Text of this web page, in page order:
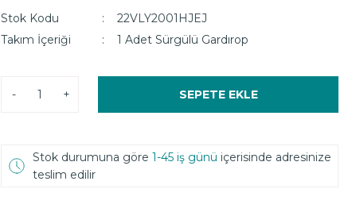
Stok Kodu
22VLY2001HJEJ
Takım İçeriği
1 Adet Sürgülü Gardırop
- + SEPETE EKLE
Stok durumuna göre 1-45 iş günü içerisinde adresinize
teslim edilir